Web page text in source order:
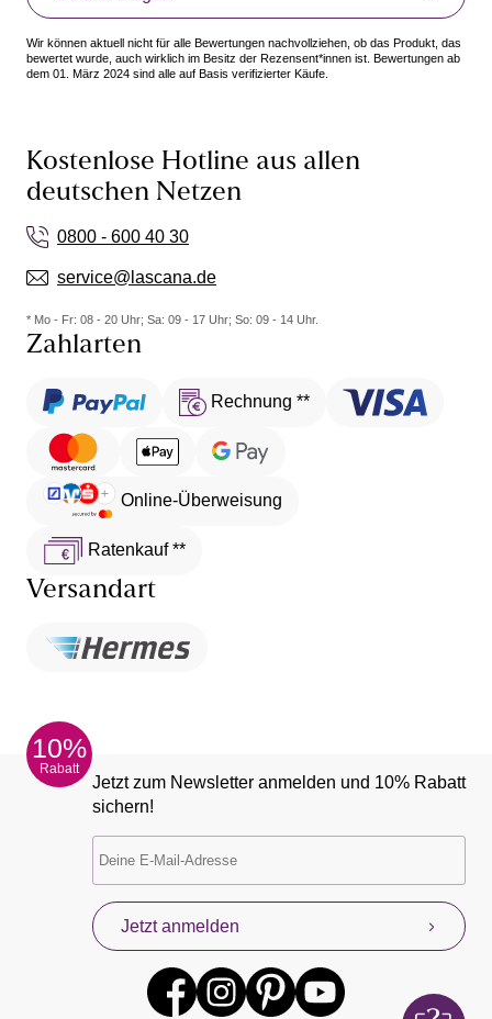
Wir können aktuell nicht für alle Bewertungen nachvollziehen, ob das Produkt, das
bewertet wurde, auch wirklich im Besitz der Rezensent*innen ist. Bewertungen ab
dem 01. März 2024 sind alle auf Basis verifizierter Käufe.
Kostenlose Hotline aus allen
deutschen Netzen
0800 - 600 40 30
service@lascana.de
* Mo - Fr: 08 - 20 Uhr; Sa: 09 - 17 Uhr; So: 09 - 14 Uhr.
Zahlarten
Rechnung **
Online-Überweisung
Ratenkauf **
Versandart
10%
Rabatt
Jetzt zum Newsletter anmelden und 10% Rabatt
sichern!
Jetzt anmelden